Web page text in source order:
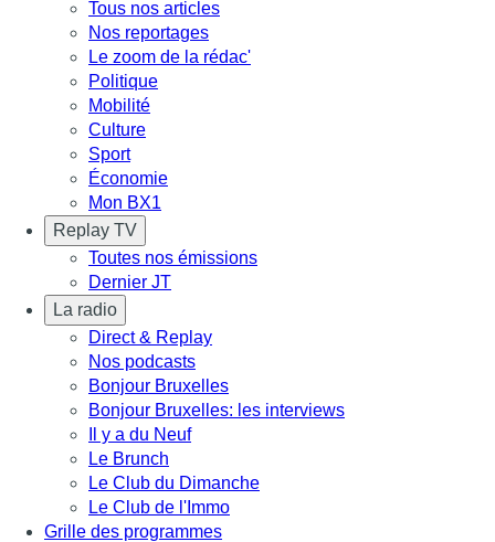
Tous nos articles
Nos reportages
Le zoom de la rédac'
Politique
Mobilité
Culture
Sport
Économie
Mon BX1
Replay TV
Toutes nos émissions
Dernier JT
La radio
Direct & Replay
Nos podcasts
Bonjour Bruxelles
Bonjour Bruxelles: les interviews
Il y a du Neuf
Le Brunch
Le Club du Dimanche
Le Club de l'Immo
Grille des programmes